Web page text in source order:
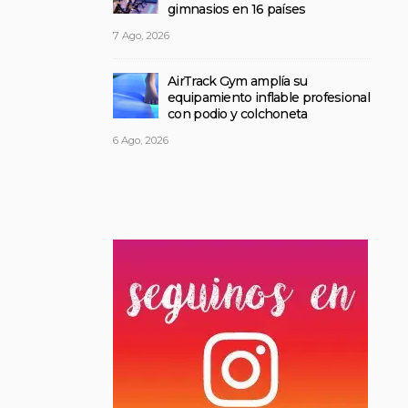
gimnasios en 16 países
7 Ago, 2026
AirTrack Gym amplía su
equipamiento inflable profesional
con podio y colchoneta
6 Ago, 2026